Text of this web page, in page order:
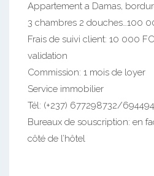
Appartement a Damas,
3 chambres 2 douches…100
Frais de suivi client: 10 000
validation
Commission: 1 mois de loyer
Service immobilier
Tél: (+237) 677298732/
Bureaux de souscription: en
côté de l’hôtel